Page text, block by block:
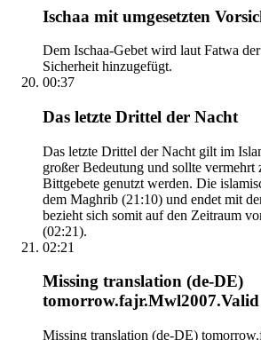
Ischaa mit umgesetzten
Dem Ischaa-Gebet wird laut Fatwa
Sicherheit hinzugefügt.
00:37
Das letzte Drittel der Nacht
Das letzte Drittel der Nacht gilt im
großer Bedeutung und sollte
Bittgebete genutzt werden. Die
dem Maghrib (21:10) und endet mit
bezieht sich somit auf den Zeitraum
(02:21).
02:21
Missing translation (de-DE)
Missing translation (de-DE)